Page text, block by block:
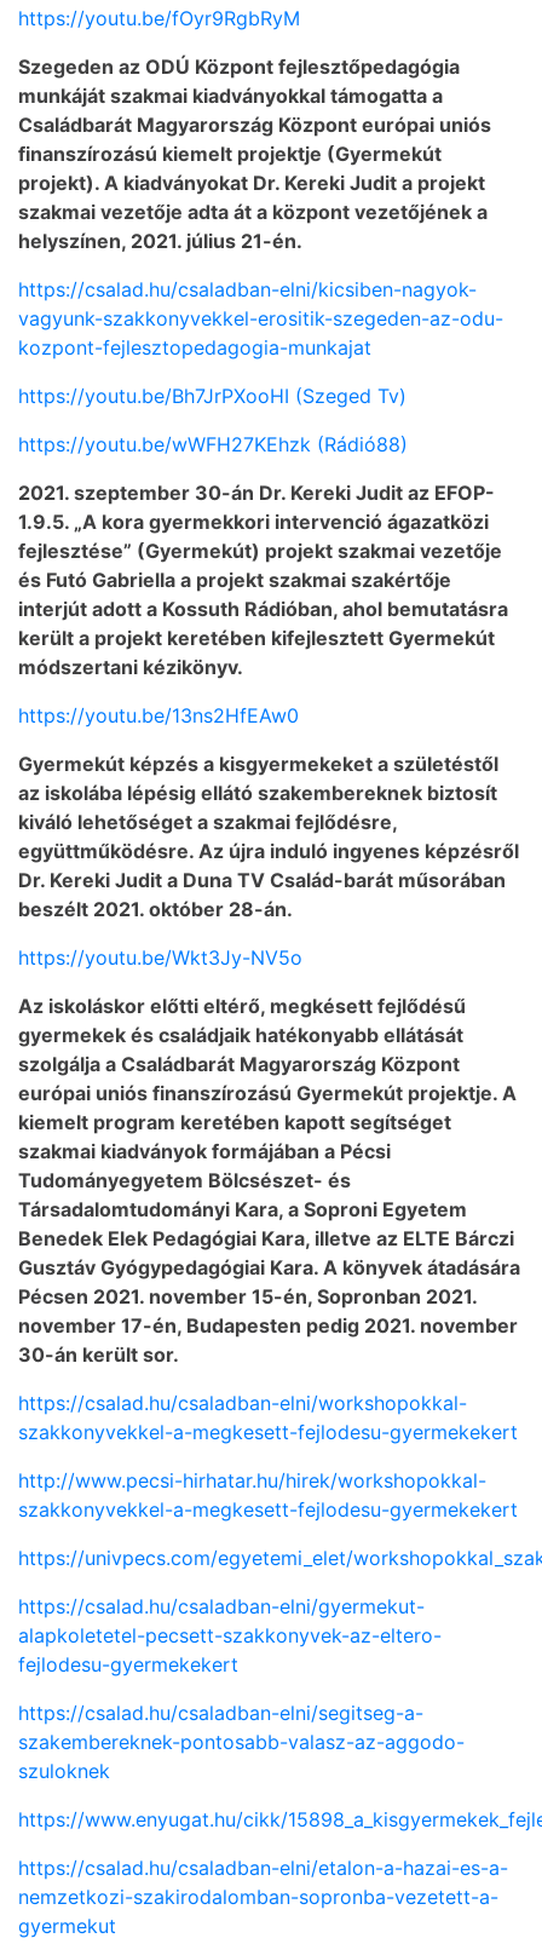
https://youtu.be/fOyr9RgbRyM
Szegeden az ODÚ Központ fejlesztőpedagógia
munkáját szakmai kiadványokkal támogatta a
Családbarát Magyarország Központ európai uniós
finanszírozású kiemelt projektje (Gyermekút
projekt). A kiadványokat Dr. Kereki Judit a projekt
szakmai vezetője adta át a központ vezetőjének a
helyszínen, 2021. július 21-én.
https://csalad.hu/csaladban-elni/kicsiben-nagyok-
vagyunk-szakkonyvekkel-erositik-szegeden-az-odu-
kozpont-fejlesztopedagogia-munkajat
https://youtu.be/Bh7JrPXooHI (Szeged Tv)
https://youtu.be/wWFH27KEhzk (Rádió88)
2021. szeptember 30-án Dr. Kereki Judit az EFOP-
1.9.5. „A kora gyermekkori intervenció ágazatközi
fejlesztése” (Gyermekút) projekt szakmai vezetője
és Futó Gabriella a projekt szakmai szakértője
interjút adott a Kossuth Rádióban, ahol bemutatásra
került a projekt keretében kifejlesztett Gyermekút
módszertani kézikönyv.
https://youtu.be/13ns2HfEAw0
Gyermekút képzés a kisgyermekeket a születéstől
az iskolába lépésig ellátó szakembereknek biztosít
kiváló lehetőséget a szakmai fejlődésre,
együttműködésre. Az újra induló ingyenes képzésről
Dr. Kereki Judit a Duna TV Család-barát műsorában
beszélt 2021. október 28-án.
https://youtu.be/Wkt3Jy-NV5o
Az iskoláskor előtti eltérő, megkésett fejlődésű
gyermekek és családjaik hatékonyabb ellátását
szolgálja a Családbarát Magyarország Központ
európai uniós finanszírozású Gyermekút projektje. A
kiemelt program keretében kapott segítséget
szakmai kiadványok formájában a Pécsi
Tudományegyetem Bölcsészet- és
Társadalomtudományi Kara, a Soproni Egyetem
Benedek Elek Pedagógiai Kara, illetve az ELTE Bárczi
Gusztáv Gyógypedagógiai Kara. A könyvek átadására
Pécsen 2021. november 15-én, Sopronban 2021.
november 17-én, Budapesten pedig 2021. november
30-án került sor.
https://csalad.hu/csaladban-elni/workshopokkal-
szakkonyvekkel-a-megkesett-fejlodesu-gyermekekert
http://www.pecsi-hirhatar.hu/hirek/workshopokkal-
szakkonyvekkel-a-megkesett-fejlodesu-gyermekekert
https://univpecs.com/egyetemi_elet/
https://csalad.hu/csaladban-elni/gyermekut-
alapkoletetel-pecsett-szakkonyvek-az-eltero-
fejlodesu-gyermekekert
https://csalad.hu/csaladban-elni/segitseg-a-
szakembereknek-pontosabb-valasz-az-aggodo-
szuloknek
https://www.enyugat.hu/cikk/
https://csalad.hu/csaladban-elni/etalon-a-hazai-es-a-
nemzetkozi-szakirodalomban-sopronba-vezetett-a-
gyermekut